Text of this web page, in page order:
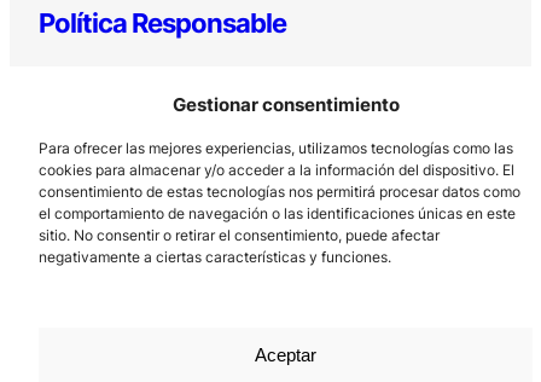
Gestionar consentimiento
Para ofrecer las mejores experiencias, utilizamos tecnologías como las
cookies para almacenar y/o acceder a la información del dispositivo. El
consentimiento de estas tecnologías nos permitirá procesar datos como
el comportamiento de navegación o las identificaciones únicas en este
sitio. No consentir o retirar el consentimiento, puede afectar
negativamente a ciertas características y funciones.
Aceptar
Política Responsable
Los Prados, 121 – 33203 Gijón
985 185 577 – info@laboralcentrodearte.org